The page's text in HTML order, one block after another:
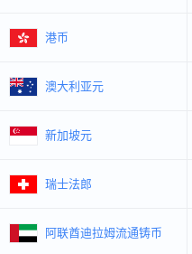
港币
澳大利亚元
新加坡元
瑞士法郎
阿联酋迪拉姆流通铸币